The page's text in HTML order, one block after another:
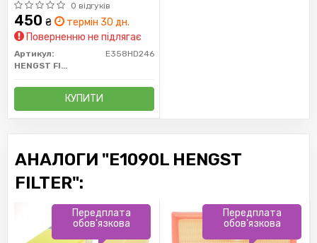
0 відгуків
450 ₴
термін 30 дн.
Поверненню не підлягає
Артикул:
E358HD246
HENGST FILTER
КУПИТИ
АНАЛОГИ "E1090L HENGST
FILTER":
Передплата
обов'язкова
Передплата
обов'язкова